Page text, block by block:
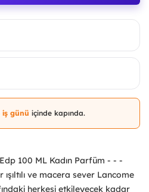
iş günü içinde kapında.
100 ML Kadın Parfüm - - -
ve macera sever Lancome
herkesi etkileyecek kadar